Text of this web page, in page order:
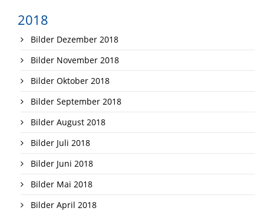
2018
Bilder Dezember 2018
Bilder November 2018
Bilder Oktober 2018
Bilder September 2018
Bilder August 2018
Bilder Juli 2018
Bilder Juni 2018
Bilder Mai 2018
Bilder April 2018